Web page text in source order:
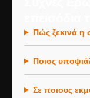
Πώς ξεκινά η
Ποιος
Σε ποιους